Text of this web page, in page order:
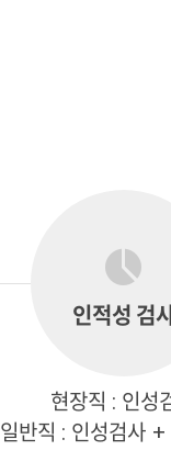
인적성 검
현장직 : 인성
일반직 : 인성검사